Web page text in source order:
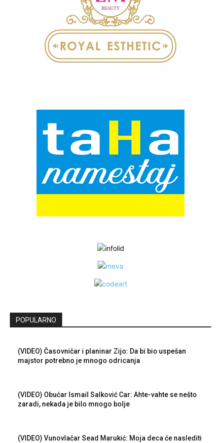
POPULARNO
(VIDEO) Časovničar i planinar Zijo: Da bi bio uspešan
majstor potrebno je mnogo odricanja
(VIDEO) Obućar Ismail Salković Car: Ahte-vahte se nešto
zaradi, nekada je bilo mnogo bolje
(VIDEO) Vunovlačar Sead Marukić: Moja deca će naslediti